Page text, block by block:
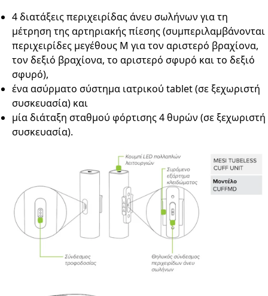
4 διατάξεις περιχειρίδας άνευ σωλήνων για τη
μέτρηση της αρτηριακής πίεσης (συμπεριλαμβάνονται
περιχειρίδες μεγέθους Μ για τον αριστερό βραχίονα,
τον δεξιό βραχίονα, το αριστερό σφυρό και το δεξιό
σφυρό),
ένα ασύρματο σύστημα ιατρικού tablet (σε ξεχωριστή
συσκευασία) και
μία διάταξη σταθμού φόρτισης 4 θυρών (σε ξεχωριστή
συσκευασία).